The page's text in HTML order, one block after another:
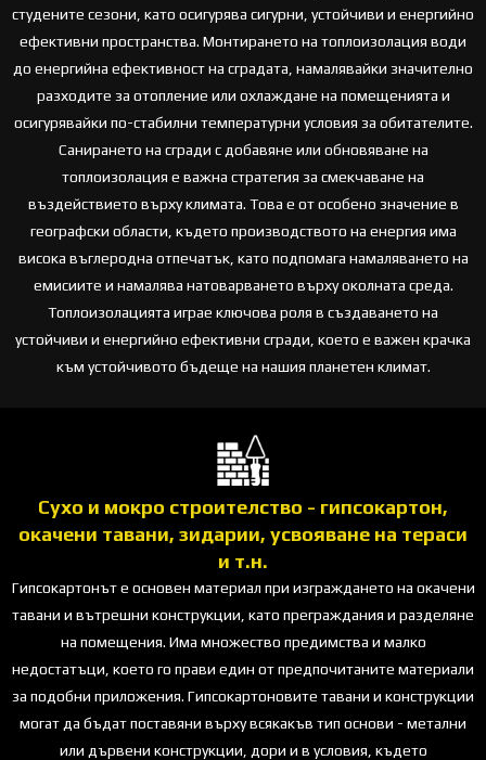
студените сезони, като осигурява сигурни, устойчиви и енергийно
ефективни пространства. Монтирането на топлоизолация води
до енергийна ефективност на сградата, намалявайки значително
разходите за отопление или охлаждане на помещенията и
осигурявайки по-стабилни температурни условия за обитателите.
Санирането на сгради с добавяне или обновяване на
топлоизолация е важна стратегия за смекчаване на
въздействието върху климата. Това е от особено значение в
географски области, където производството на енергия има
висока въглеродна отпечатък, като подпомага намаляването на
емисиите и намалява натоварването върху околната среда.
Топлоизолацията играе ключова роля в създаването на
устойчиви и енергийно ефективни сгради, което е важен крачка
към устойчивото бъдеще на нашия планетен климат.
Сухо и мокро строителство - гипсокартон,
окачени тавани, зидарии, усвояване на тераси
и т.н.
Гипсокартонът е основен материал при изграждането на окачени
тавани и вътрешни конструкции, като преграждания и разделяне
на помещения. Има множество предимства и малко
недостатъци, което го прави един от предпочитаните материали
за подобни приложения. Гипсокартоновите тавани и конструкции
могат да бъдат поставяни върху всякакъв тип основи - метални
или дървени конструкции, дори и в условия, където